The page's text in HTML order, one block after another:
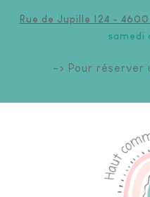
Rue de Jupille 124 -
samedi
-> Pour réserver